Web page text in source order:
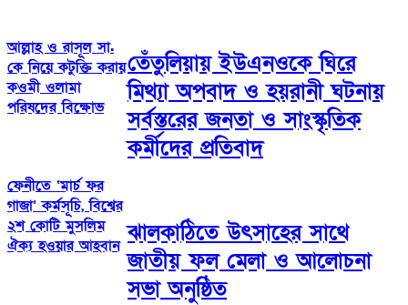
আল্লাহ ও রাসূল সা.
কে নিয়ে কটুক্তি করায়
কওমী ওলামা
পরিষদের বিক্ষোভ
ফেনীতে ‘মার্চ ফর
গাজা’ কর্মসূচি, বিশ্বের
২শ কোটি মুসলিম
ঐক্য হওয়ার আহবান
তেঁতুলিয়ায় ইউএনওকে ঘিরে
মিথ্যা অপবাদ ও হয়রানী ঘটনায়
সর্বস্তরের জনতা ও সাংস্কৃতিক
কর্মীদের প্রতিবাদ
ঝালকাঠিতে উৎসাহের সাথে
জাতীয় ফল মেলা ও আলোচনা
সভা অনুষ্ঠিত